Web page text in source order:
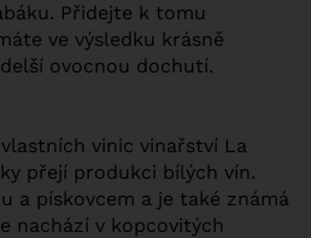
Přidejte k tomu
ve výsledku krásně
ovocnou dochutí.
vinic vinařství La
přejí produkci bílých vín.
a pískovcem a je také známá
nachází v kopcovitých